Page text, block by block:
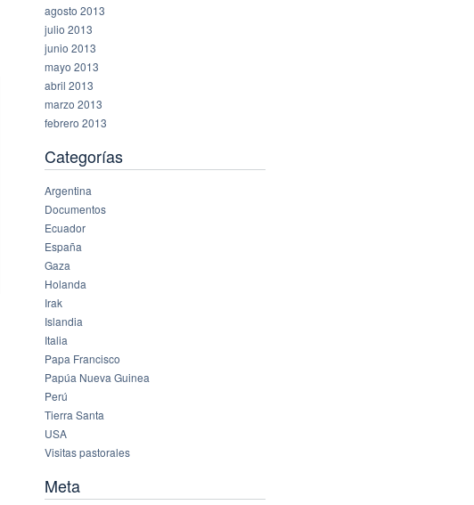
agosto 2013
julio 2013
junio 2013
mayo 2013
abril 2013
marzo 2013
febrero 2013
Categorías
Argentina
Documentos
Ecuador
España
Gaza
Holanda
Irak
Islandia
Italia
Papa Francisco
Papúa Nueva Guinea
Perú
Tierra Santa
USA
Visitas pastorales
Meta